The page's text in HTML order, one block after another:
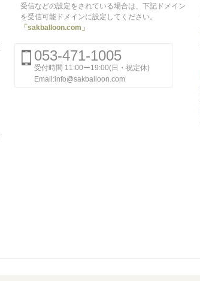
受信などの設定をされている場合は、下記ドメイン
を受信可能ドメインに設定してください。
「sakballoon.com」
053-471-1005
受付時間 11:00ー19:00(日・祝定休)
Email:info@sakballoon.com